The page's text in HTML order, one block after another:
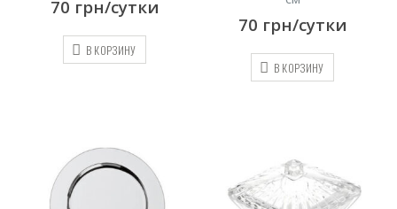
70 грн/сутки
В КОРЗИНУ
70 грн/сутки
В КОРЗИНУ